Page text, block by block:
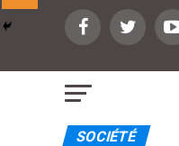
SOCIÉTÉ